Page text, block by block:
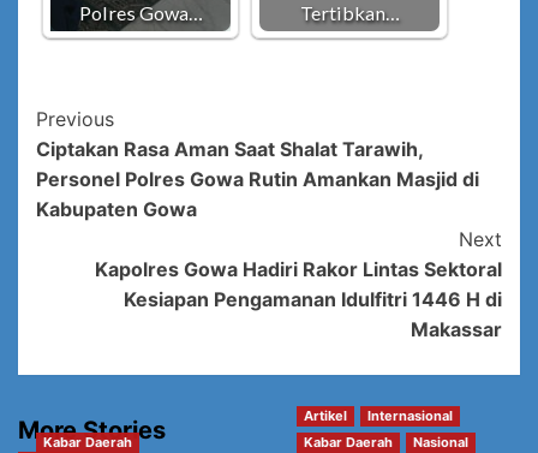
Polres Gowa…
Tertibkan…
Post
Navigation
Previous
Ciptakan Rasa Aman Saat Shalat Tarawih,
Personel Polres Gowa Rutin Amankan Masjid di
Kabupaten Gowa
Next
Kapolres Gowa Hadiri Rakor Lintas Sektoral
Kesiapan Pengamanan Idulfitri 1446 H di
Makassar
More Stories
Kabar Daerah
Artikel
Internasional
Kabar Daerah
Nasional